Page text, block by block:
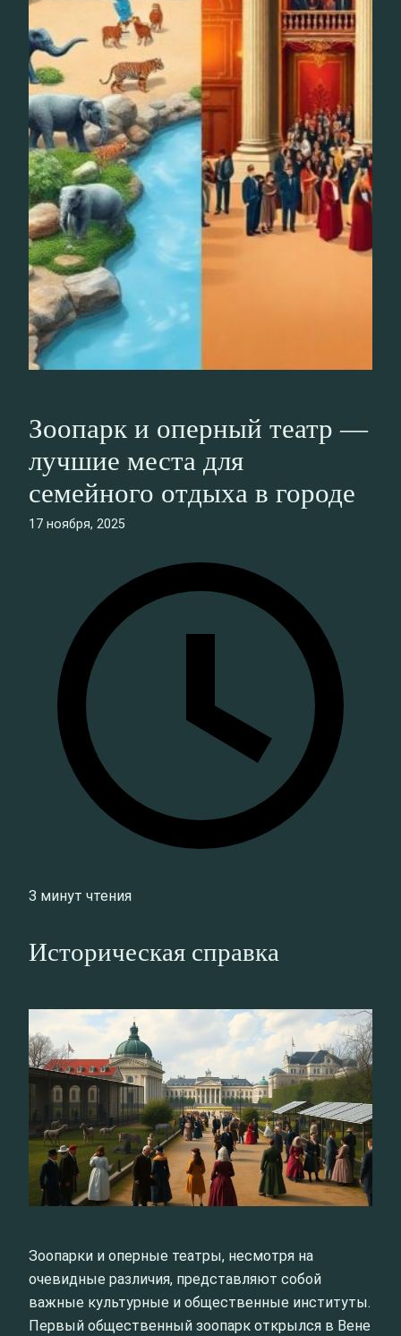
Зоопарк и оперный театр —
лучшие места для
семейного отдыха в городе
17 ноября, 2025
3 минут чтения
Историческая справка
Зоопарки и оперные театры, несмотря на
очевидные различия, представляют собой
важные культурные и общественные институты.
Первый общественный зоопарк открылся в Вене